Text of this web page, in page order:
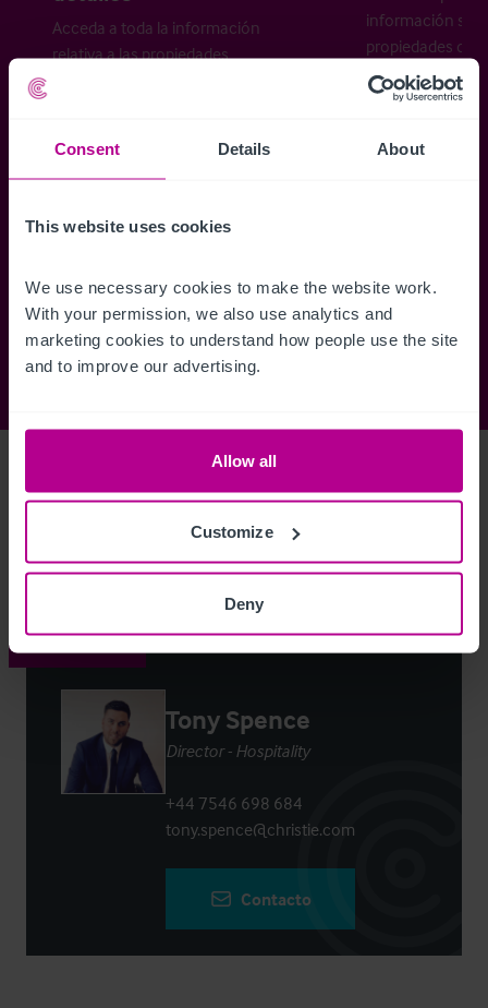
Consent Details About
This website uses cookies
We use necessary cookies to make the website work.
With your permission, we also use analytics and
marketing cookies to understand how people use the site
and to improve our advertising.
Allow all
Customize
Deny
Acceda a toda la información
relativa a las propiedades
información
propiedades
cómo desea
Regístrese ahora
to view full details
Contacto
Tony Spence
Director - Hospitality
+44 7546 698 684
tony.spence@christie.com
Contacto